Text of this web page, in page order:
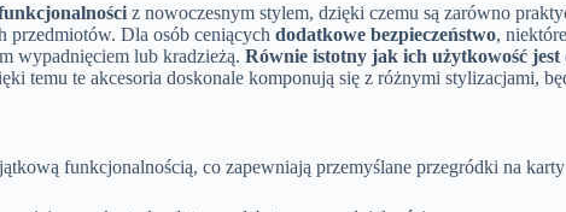
z nowoczesnym stylem, dzięki czemu są zarówno
przedmiotów. Dla osób ceniących dodatkowe bezpieczeństwo,
wypadnięciem lub kradzieżą. Równie istotny jak ich użytkowość
temu te akcesoria doskonale komponują się z różnymi stylizacjami,
funkcjonalnością, co zapewniają przemyślane przegródki na